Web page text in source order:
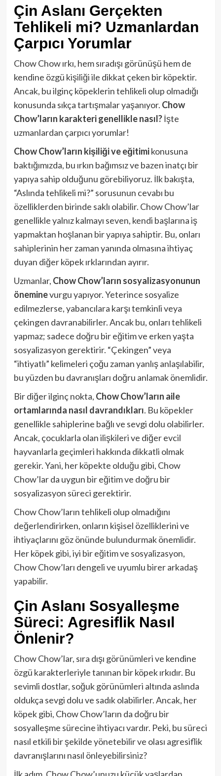
Çin Aslanı Gerçekten
Tehlikeli mi? Uzmanlardan
Çarpıcı Yorumlar
Chow Chow ırkı, hem sıradışı görünüşü hem de
kendine özgü kişiliği ile dikkat çeken bir köpektir.
Ancak, bu ilginç köpeklerin tehlikeli olup olmadığı
konusunda sıkça tartışmalar yaşanıyor. Chow
Chow’ların karakteri genellikle nasıl?İşte
uzmanlardan çarpıcı yorumlar!
Chow Chow’ların kişiliği ve eğitimikonusuna
baktığımızda, bu ırkın bağımsız ve bazen inatçı bir
yapıya sahip olduğunu görebiliyoruz. İlk bakışta,
“Aslında tehlikeli mi?” sorusunun cevabı bu
özelliklerden birinde saklı olabilir. Chow Chow’lar
genellikle yalnız kalmayı seven, kendi başlarına iş
yapmaktan hoşlanan bir yapıya sahiptir. Bu, onları
sahiplerinin her zaman yanında olmasına ihtiyaç
duyan diğer köpek ırklarından ayırır.
Uzmanlar, Chow Chow’ların sosyalizasyonunun
öneminevurgu yapıyor. Yeterince sosyalize
edilmezlerse, yabancılara karşı temkinli veya
çekingen davranabilirler. Ancak bu, onları tehlikeli
yapmaz; sadece doğru bir eğitim ve erken yaşta
sosyalizasyon gerektirir. “Çekingen” veya
“ihtiyatlı” kelimeleri çoğu zaman yanlış anlaşılabilir,
bu yüzden bu davranışları doğru anlamak önemlidir.
Bir diğer ilginç nokta, Chow Chow’ların aile
ortamlarında nasıl davrandıkları. Bu köpekler
genellikle sahiplerine bağlı ve sevgi dolu olabilirler.
Ancak, çocuklarla olan ilişkileri ve diğer evcil
hayvanlarla geçimleri hakkında dikkatli olmak
gerekir. Yani, her köpekte olduğu gibi, Chow
Chow’lar da uygun bir eğitim ve doğru bir
sosyalizasyon süreci gerektirir.
Chow Chow’ların tehlikeli olup olmadığını
değerlendirirken, onların kişisel özelliklerini ve
ihtiyaçlarını göz önünde bulundurmak önemlidir.
Her köpek gibi, iyi bir eğitim ve sosyalizasyon,
Chow Chow’ları dengeli ve uyumlu birer arkadaş
yapabilir.
Çin Aslanı Sosyalleşme
Süreci: Agresiflik Nasıl
Önlenir?
Chow Chow’lar, sıra dışı görünümleri ve kendine
özgü karakterleriyle tanınan bir köpek ırkıdır. Bu
sevimli dostlar, soğuk görünümleri altında aslında
oldukça sevgi dolu ve sadık olabilirler. Ancak, her
köpek gibi, Chow Chow’ların da doğru bir
sosyalleşme sürecine ihtiyacı vardır. Peki, bu süreci
nasıl etkili bir şekilde yönetebilir ve olası agresiflik
davranışlarını nasıl önleyebilirsiniz?